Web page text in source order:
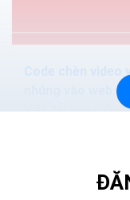
Code chèn
Việc tải các video